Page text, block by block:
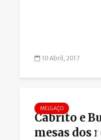
10 Abril, 2017
MELGAÇO
Cabrito e
mesas dos